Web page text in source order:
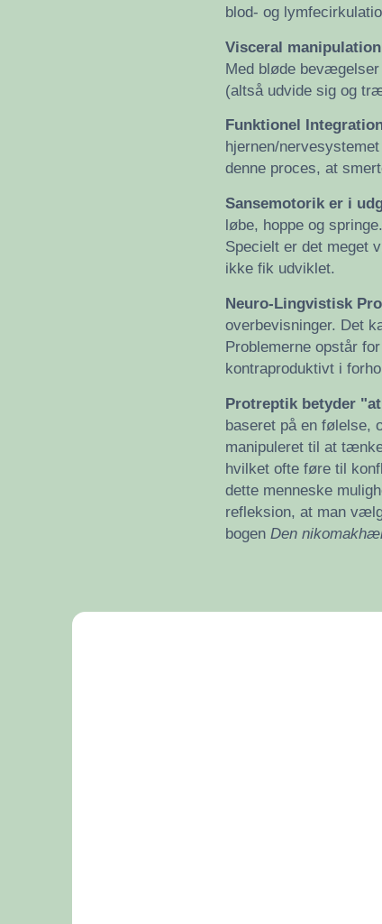
blod- og
Visceral
Med bløde
(altså udvide sig og
Funktionel
hjernen/
denne proces, at
Sansemotorik er i
løbe, hoppe og
Specielt er det meget
ikke fik udviklet.
Neuro-Lingvistisk
overbevisninger. Det
Problemerne opstår
kontraproduktivt i
Protreptik betyder
baseret på en følelse,
manipuleret til at
hvilket ofte føre til
dette menneske
refleksion, at man
bogen Den